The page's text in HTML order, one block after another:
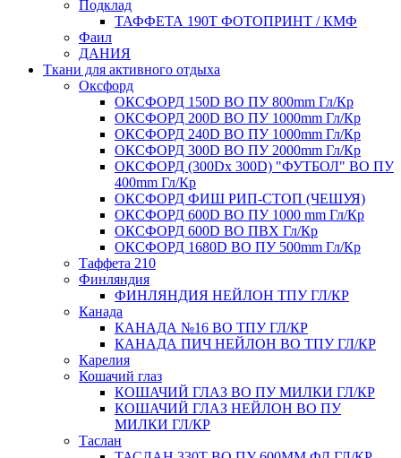
Подклад
ТАФФЕТА 190Т ФОТОПРИНТ / КМФ
Фаил
ДАНИЯ
Ткани для активного отдыха
Оксфорд
ОКСФОРД 150D ВО ПУ 800mm Гл/Кр
ОКСФОРД 200D ВО ПУ 1000mm Гл/Кр
ОКСФОРД 240D ВО ПУ 1000mm Гл/Кр
ОКСФОРД 300D ВО ПУ 2000mm Гл/Кр
ОКСФОРД (300Dx 300D) "ФУТБОЛ" ВО ПУ
400mm Гл/Кр
ОКСФОРД ФИШ РИП-СТОП (ЧЕШУЯ)
ОКСФОРД 600D ВО ПУ 1000 mm Гл/Кр
ОКСФОРД 600D ВО ПВХ Гл/Кр
ОКСФОРД 1680D ВО ПУ 500mm Гл/Кр
Таффета 210
Финляндия
ФИНЛЯНДИЯ НЕЙЛОН ТПУ ГЛ/КР
Канада
КАНАДА №16 ВО ТПУ ГЛ/КР
КАНАДА ПИЧ НЕЙЛОН ВО ТПУ ГЛ/КР
Карелия
Кошачий глаз
КОШАЧИЙ ГЛАЗ ВО ПУ МИЛКИ ГЛ/КР
КОШАЧИЙ ГЛАЗ НЕЙЛОН ВО ПУ
МИЛКИ ГЛ/КР
Таслан